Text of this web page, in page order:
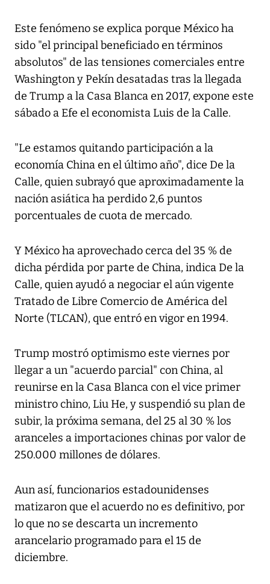
Este fenómeno se explica porque México ha
sido "el principal beneficiado en términos
absolutos" de las tensiones comerciales entre
Washington y Pekín desatadas tras la llegada
de Trump a la Casa Blanca en 2017, expone este
sábado a Efe el economista Luis de la Calle.
"Le estamos quitando participación a la
economía China en el último año", dice De la
Calle, quien subrayó que aproximadamente la
nación asiática ha perdido 2,6 puntos
porcentuales de cuota de mercado.
Y México ha aprovechado cerca del 35 % de
dicha pérdida por parte de China, indica De la
Calle, quien ayudó a negociar el aún vigente
Tratado de Libre Comercio de América del
Norte (TLCAN), que entró en vigor en 1994.
Trump mostró optimismo este viernes por
llegar a un "acuerdo parcial" con China, al
reunirse en la Casa Blanca con el vice primer
ministro chino, Liu He, y suspendió su plan de
subir, la próxima semana, del 25 al 30 % los
aranceles a importaciones chinas por valor de
250.000 millones de dólares.
Aun así, funcionarios estadounidenses
matizaron que el acuerdo no es definitivo, por
lo que no se descarta un incremento
arancelario programado para el 15 de
diciembre.